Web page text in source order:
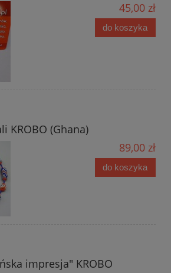
45,00 zł
do koszyka
KROBO (Ghana)
89,00 zł
do koszyka
impresja" KROBO